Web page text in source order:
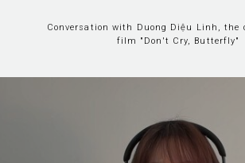
Conversation with Duong Diệu Linh, the
film "Don't Cry, Butterfly"